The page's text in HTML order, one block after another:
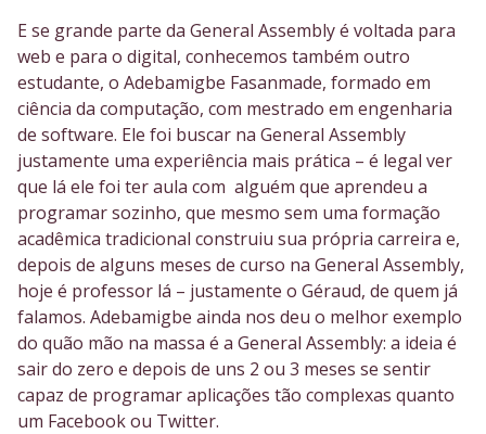
E se grande parte da General Assembly é voltada para
web e para o digital, conhecemos também outro
estudante, o Adebamigbe Fasanmade, formado em
ciência da computação, com mestrado em engenharia
de software. Ele foi buscar na General Assembly
justamente uma experiência mais prática – é legal ver
que lá ele foi ter aula com alguém que aprendeu a
programar sozinho, que mesmo sem uma formação
acadêmica tradicional construiu sua própria carreira e,
depois de alguns meses de curso na General Assembly,
hoje é professor lá – justamente o Géraud, de quem já
falamos. Adebamigbe ainda nos deu o melhor exemplo
do quão mão na massa é a General Assembly: a ideia é
sair do zero e depois de uns 2 ou 3 meses se sentir
capaz de programar aplicações tão complexas quanto
um Facebook ou Twitter.